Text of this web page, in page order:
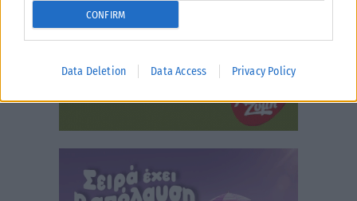
CONFIRM
Data Deletion Data Access Privacy Policy